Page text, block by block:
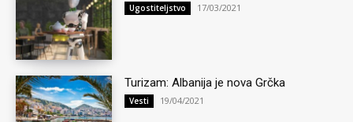
Ugostiteljstvo 17/03/2021
Turizam: Albanija je nova Grčka
Vesti 19/04/2021